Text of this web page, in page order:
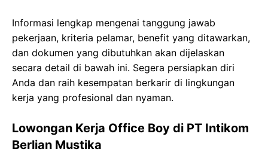
Informasi lengkap mengenai tanggung jawab
pekerjaan, kriteria pelamar, benefit yang ditawarkan,
dan dokumen yang dibutuhkan akan dijelaskan
secara detail di bawah ini. Segera persiapkan diri
Anda dan raih kesempatan berkarir di lingkungan
kerja yang profesional dan nyaman.
Lowongan Kerja Office Boy di PT Intikom
Berlian Mustika